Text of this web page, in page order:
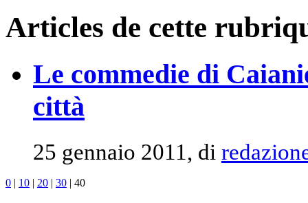
Articles de cette
Le commedie di
città
25 gennaio 2011, di
0 | 10 | 20 | 30 | 40